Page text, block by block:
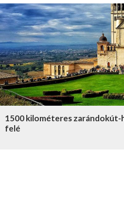
1500 kilométeres zarándokút-
felé